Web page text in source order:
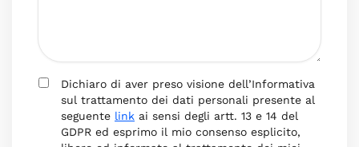
Dichiaro di aver preso visione dell’Informativa
sul trattamento dei dati personali presente al
seguente link ai sensi degli artt. 13 e 14 del
GDPR ed esprimo il mio consenso esplicito,